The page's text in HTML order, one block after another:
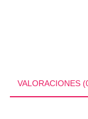
VALORACIONES